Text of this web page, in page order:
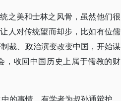
之美和士林之风骨，虽然他们很
人对传统望而却步，比如有位儒
裁、政治演变改变中国，开始谋
，收回中国历史上属于儒教的财